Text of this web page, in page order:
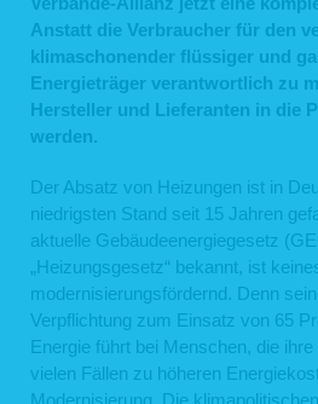
Anstatt die Verbraucher für den
klimaschonender flüssiger und
Energieträger verantwortlich zu
Hersteller und Lieferanten in die
werden.
Der Absatz von Heizungen ist in
niedrigsten Stand seit 15 Jahren
aktuelle Gebäudeenergiegesetz
„Heizungsgesetz“ bekannt, ist
modernisierungsfördernd. Denn
Verpflichtung zum Einsatz von 65
Energie führt bei Menschen, die
vielen Fällen zu höheren